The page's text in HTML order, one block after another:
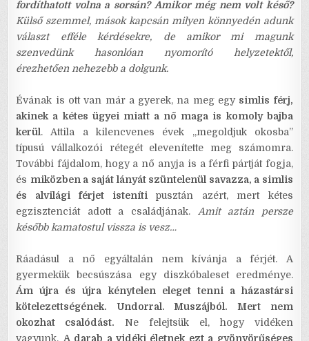
fordíthatott volna a sorsán? Amikor még nem volt késő?
Külső szemmel, mások kapcsán milyen könnyedén adunk
választ efféle kérdésekre, de amikor mi magunk
szenvedünk hasonlóan nyomorító helyzetektől,
érezhetően nehezebb a dolgunk.
Évának is ott van már a gyerek, na meg egy simlis férj,
akinek a kétes ügyei miatt a nő maga is komoly bajba
kerül. Attila a kilencvenes évek „megoldjuk okosba”
típusú vállalkozói rétegét elevenítette meg számomra.
További fájdalom, hogy a nő anyja is a férfi pártját fogja,
és miközben a saját lányát szüntelenül savazza, a simlis
és alvilági férjet istenítipusztán azért, mert kétes
egzisztenciát adott a családjának. Amit aztán persze
később kamatostul vissza is vesz…
Ráadásul a nő egyáltalán nem kívánja a férjét. A
gyermekük becsúszása egy diszkóbaleset eredménye.
Ám újra és újra kénytelen eleget tenni a házastársi
kötelezettségének. Undorral. Muszájból.
Mert nem
okozhat csalódást. Ne felejtsük el, hogy vidéken
vagyunk. A darab a vidéki életnek ezt a gyönyörűséges